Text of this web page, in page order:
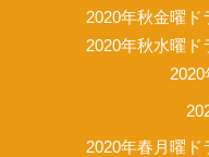
2020年秋金曜ド
2020年秋水曜ド
2020
2020年春月曜ド